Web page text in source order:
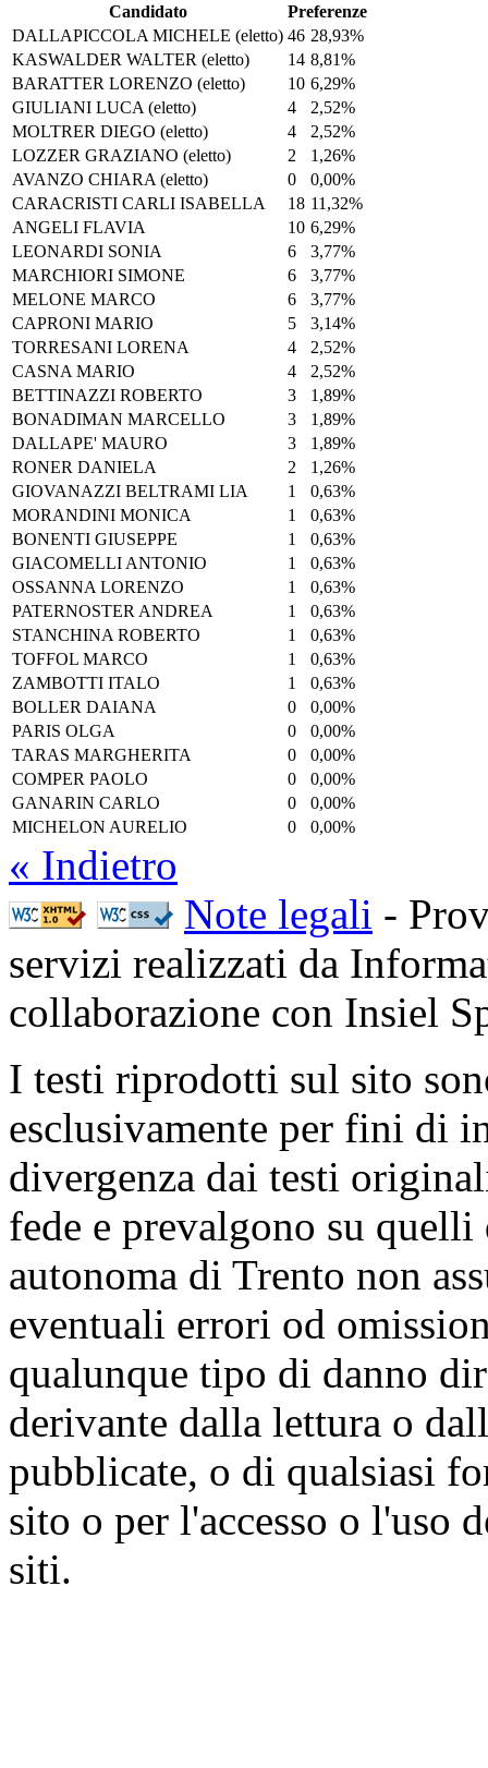
Candidato
Preferenze
DALLAPICCOLA MICHELE (eletto) 46 28,93%
KASWALDER WALTER (eletto) 14 8,81%
BARATTER LORENZO (eletto) 10 6,29%
GIULIANI LUCA (eletto) 4
2,52%
MOLTRER DIEGO (eletto) 4
2,52%
LOZZER GRAZIANO (eletto) 2
1,26%
AVANZO CHIARA (eletto) 0
0,00%
CARACRISTI CARLI ISABELLA
18 11,32%
ANGELI FLAVIA
10 6,29%
LEONARDI SONIA
6
3,77%
MARCHIORI SIMONE
6
3,77%
MELONE MARCO
6
3,77%
CAPRONI MARIO
5
3,14%
TORRESANI LORENA
4
2,52%
CASNA MARIO
4
2,52%
BETTINAZZI ROBERTO
3
1,89%
BONADIMAN MARCELLO
3
1,89%
DALLAPE' MAURO
3
1,89%
RONER DANIELA
2
1,26%
GIOVANAZZI BELTRAMI LIA
1
0,63%
MORANDINI MONICA
1
0,63%
BONENTI GIUSEPPE
1
0,63%
GIACOMELLI ANTONIO
1
0,63%
OSSANNA LORENZO
1
0,63%
PATERNOSTER ANDREA
1
0,63%
STANCHINA ROBERTO
1
0,63%
TOFFOL MARCO
1
0,63%
ZAMBOTTI ITALO
1
0,63%
BOLLER DAIANA
0
0,00%
PARIS OLGA
0
0,00%
TARAS MARGHERITA
0
0,00%
COMPER PAOLO
0
0,00%
GANARIN CARLO
0
0,00%
MICHELON AURELIO
0 0,00%
« Indietro
Note legali -
servizi realizzati da
collaborazione con Insiel
I testi riprodotti sul sito
esclusivamente per fini di
divergenza dai testi
fede e prevalgono su
autonoma di Trento non
eventuali errori od
qualunque tipo di danno
derivante dalla lettura o
pubblicate, o di qualsiasi
sito o per l'accesso o l'uso
siti.